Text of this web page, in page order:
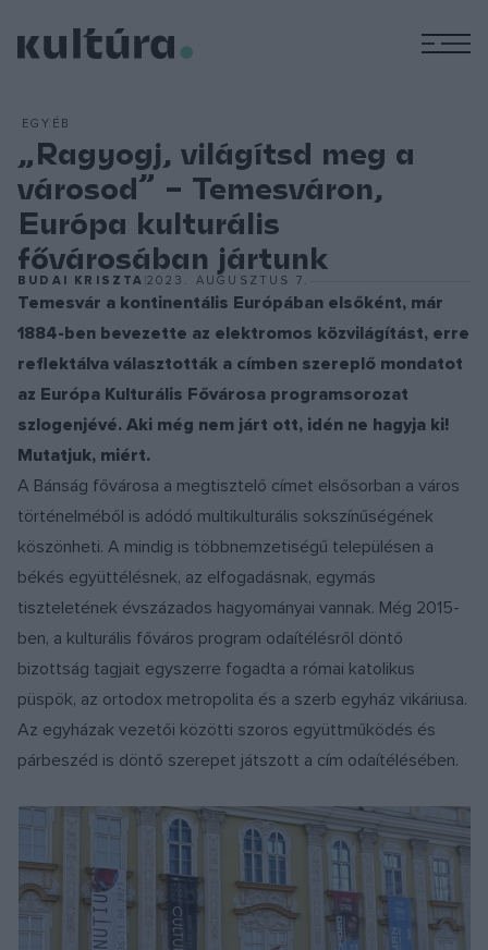
EGYÉB
„Ragyogj, világítsd meg a
városod” – Temesváron,
Európa kulturális
fővárosában jártunk
BUDAI KRISZTA 2023. AUGUSZTUS 7.
Temesvár a kontinentális Európában elsőként, már
1884-ben bevezette az elektromos közvilágítást, erre
reflektálva választották a címben szereplő mondatot
az Európa Kulturális Fővárosa programsorozat
szlogenjévé. Aki még nem járt ott, idén ne hagyja ki!
Mutatjuk, miért.
A Bánság fővárosa a megtisztelő címet elsősorban a város
történelméből is adódó multikulturális sokszínűségének
köszönheti. A mindig is többnemzetiségű településen a
békés együttélésnek, az elfogadásnak, egymás
tiszteletének évszázados hagyományai vannak. Még 2015-
ben, a kulturális főváros program odaítélésről döntő
bizottság tagjait egyszerre fogadta a római katolikus
püspök, az ortodox metropolita és a szerb egyház vikáriusa.
Az egyházak vezetői közötti szoros együttműködés és
párbeszéd is döntő szerepet játszott a cím odaítélésében.